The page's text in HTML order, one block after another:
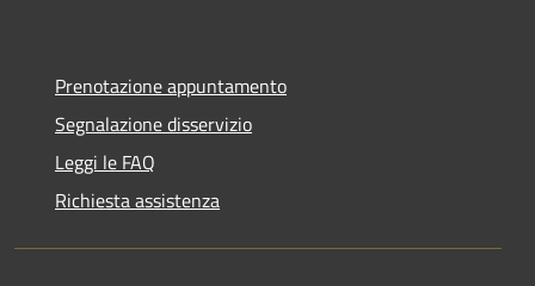
Prenotazione appuntamento
Segnalazione disservizio
Leggi le FAQ
Richiesta assistenza